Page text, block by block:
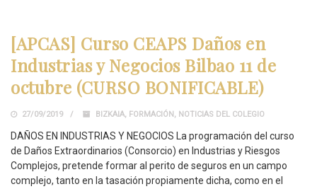
[APCAS] Curso CEAPS Daños en
Industrias y Negocios Bilbao 11 de
octubre (CURSO BONIFICABLE)
27/09/2019 BIZKAIA, FORMACIÓN, NOTICIAS DEL COLEGIO
DAÑOS EN INDUSTRIAS Y NEGOCIOS La programación del curso
de Daños Extraordinarios (Consorcio) en Industrias y Riesgos
Complejos, pretende formar al perito de seguros en un campo
complejo, tanto en la tasación propiamente dicha, como en el